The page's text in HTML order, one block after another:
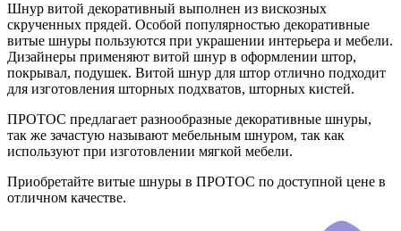
Шнур витой декоративный выполнен из вискозных
скрученных прядей. Особой популярностью декоративные
витые шнуры пользуются при украшении интерьера и мебели.
Дизайнеры применяют витой шнур в оформлении штор,
покрывал, подушек. Витой шнур для штор отлично подходит
для изготовления шторных подхватов, шторных кистей.
ПРОТОС предлагает разнообразные декоративные шнуры,
так же зачастую называют мебельным шнуром, так как
используют при изготовлении мягкой мебели.
Приобретайте витые шнуры в ПРОТОС по доступной цене в
отличном качестве.